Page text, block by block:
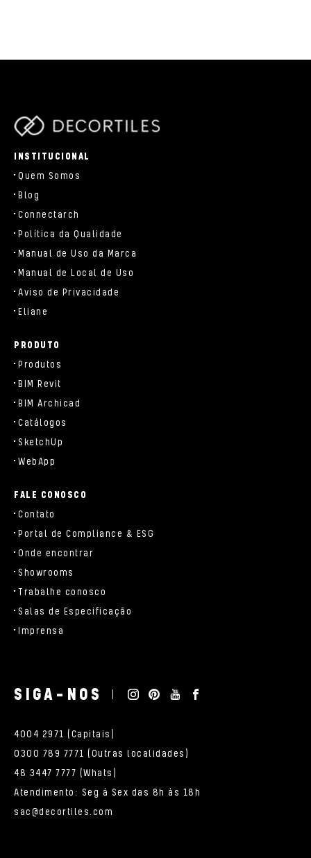
INSTITUCIONAL
Quem Somos
Blog
Connectarch
Política da Qualidade
Manual de Uso da Marca
Manual de Local de Uso
Aviso de Privacidade
Eliane
PRODUTO
Produtos
BIM Revit
BIM Archicad
Catálogos
SketchUp
WebApp
FALE CONOSCO
Contato
Portal de Compliance & ESG
Onde encontrar
Showrooms
Trabalhe conosco
Salas de Especificação
Imprensa
SIGA-NOS
4004 2971 (Capitais)
0300 789 7771 (Outras localidades)
48 3447 7777 (Whats)
Atendimento: Seg à Sex das 8h às 18h
sac@decortiles.com